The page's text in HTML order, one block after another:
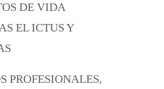
DE VIDA
EL ICTUS Y
PROFESIONALES,